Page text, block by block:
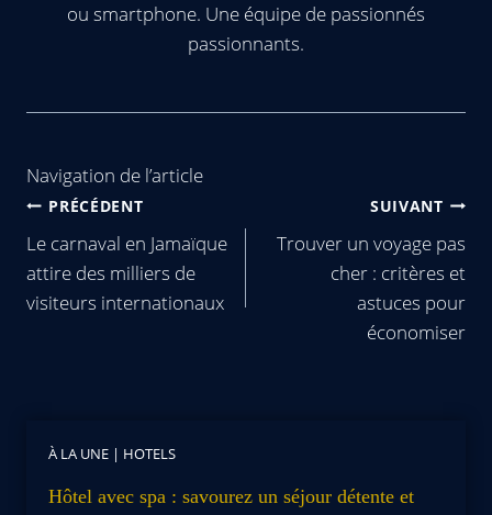
ou smartphone. Une équipe de passionnés
passionnants.
Navigation de l’article
PRÉCÉDENT
Le carnaval en Jamaïque
attire des milliers de
visiteurs internationaux
SUIVANT
Trouver un voyage pas
cher : critères et
astuces pour
économiser
À LA UNE | HOTELS
Hôtel avec spa : savourez un séjour détente et